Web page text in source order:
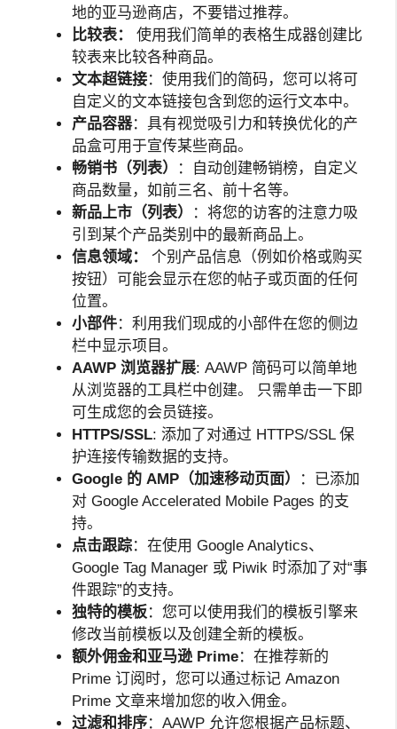
地的亚马逊商店，不要错过推荐。
比较表：
使用我们简单的表格生成器创建比
较表来比较各种商品。
文本超链接：使用我们的简码，您可以将可
自定义的文本链接包含到您的运行文本中。
产品容器：具有视觉吸引力和转换优化的产
品盒可用于宣传某些商品。
畅销书（列表）
：自动创建畅销榜，自定义
商品数量，如前三名、前十名等。
新品上市（列表）
：将您的访客的注意力吸
引到某个产品类别中的最新商品上。
信息领域：
个别产品信息（例如价格或购买
按钮）可能会显示在您的帖子或页面的任何
位置。
小部件：利用我们现成的小部件在您的侧边
栏中显示项目。
AAWP 浏览器扩展: AAWP 简码可以简单地
从浏览器的工具栏中创建。 只需单击一下即
可生成您的会员链接。
HTTPS/SSL: 添加了对通过 HTTPS/SSL 保
护连接传输数据的支持。
Google 的 AMP（加速移动页面）
：已添加
对 Google Accelerated Mobile Pages 的支
持。
点击跟踪：在使用 Google Analytics、
Google Tag Manager 或 Piwik 时添加了对“事
件跟踪”的支持。
独特的模板 ：您可以使用我们的模板引擎来
修改当前模板以及创建全新的模板。
额外佣金和亚马逊 Prime：在推荐新的
Prime 订阅时，您可以通过标记 Amazon
Prime 文章来增加您的收入佣金。
过滤和排序：AAWP 允许您根据产品标题、